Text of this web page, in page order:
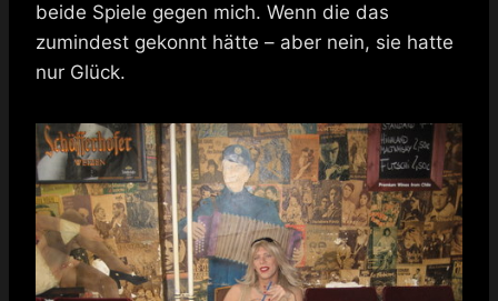
beide Spiele gegen mich. Wenn die das
zumindest gekonnt hätte – aber nein, sie hatte
nur Glück.